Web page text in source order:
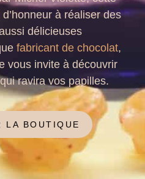
à réaliser des
délicieuses
fabricant de chocolat,
vous invite à découvrir
ravira vos papilles.
LA BOUTIQUE